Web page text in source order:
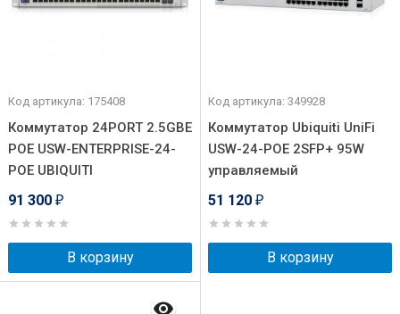
Код артикула: 175408
Коммутатор 24PORT 2.5GBE
POE USW-ENTERPRISE-24-
POE UBIQUITI
91 300 ₽
В корзину
Код артикула: 349928
Коммутатор Ubiquiti UniFi
USW-24-POE 2SFP+ 95W
управляемый
51 120 ₽
В корзину